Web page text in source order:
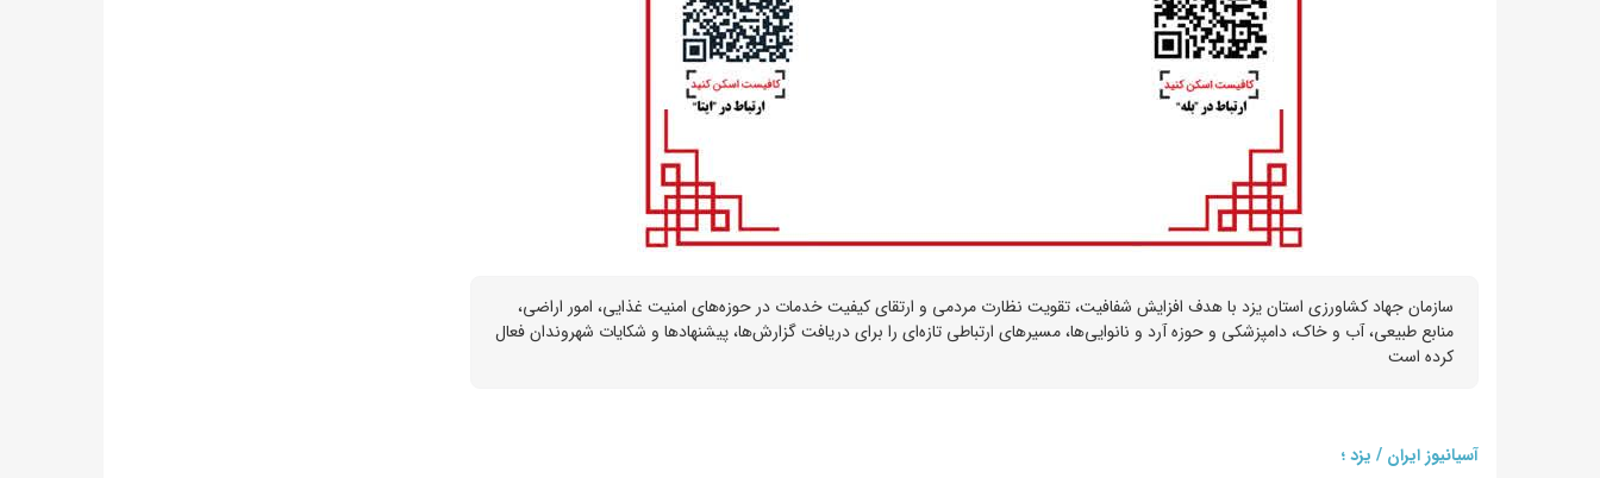
سازمان جهاد کشاورزی استان یزد با هدف افزایش شفافیت، تقویت نظارت مردمی و ارتقای کیفیت خدمات در حوزه‌های امنیت غذایی، امور اراضی،
منابع طبیعی، آب و خاک، دامپزشکی و حوزه آرد و نانوایی‌ها، مسیرهای ارتباطی تازه‌ای را برای دریافت گزارش‌ها، پیشنهادها و شکایات شهروندان فعال
کرده است
آسیانیوز ایران / یزد ؛